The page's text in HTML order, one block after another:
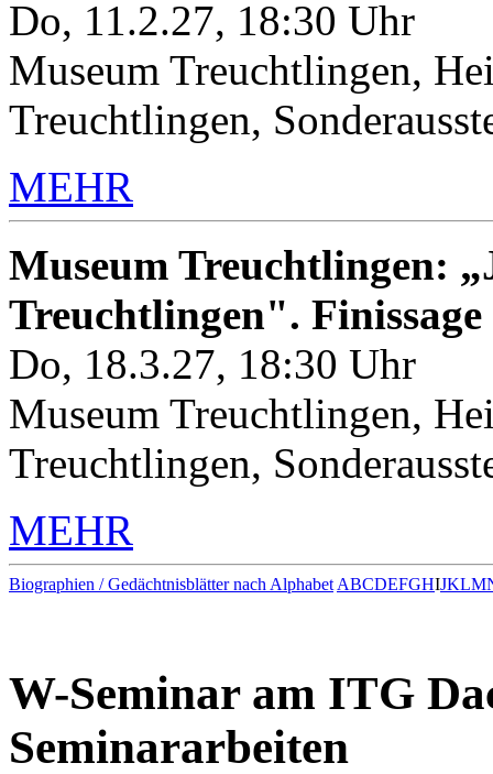
Do, 11.2.27, 18:30 Uhr
Museum Treuchtlingen,
Treuchtlingen,
MEHR
Museum Treuchtlingen:
Treuchtlingen". Finissage
Do, 18.3.27, 18:30 Uhr
Museum Treuchtlingen,
Treuchtlingen,
MEHR
Biographien / Gedächtnisblätter nach Alphabet ABCDEFGHIJKLM
W-Seminar am ITG
Seminararbeiten